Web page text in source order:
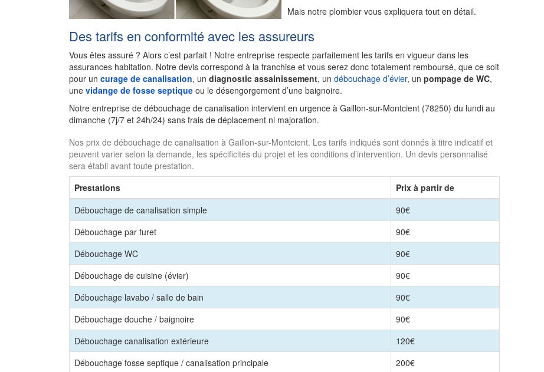
Mais notre plombier vous expliquera tout en détail.
Des tarifs en conformité avec les assureurs
Vous êtes assuré ? Alors c’est parfait ! Notre entreprise respecte parfaitement les tarifs en vigueur dans les
assurances habitation. Notre devis correspond à la franchise et vous serez donc totalement remboursé, que ce soit
pour un curage de canalisation, un diagnostic assainissement, un débouchage d’évier, un pompage de WC,
une vidange de fosse septique ou le désengorgement d’une baignoire.
Notre entreprise de débouchage de canalisation intervient en urgence à Gaillon-sur-Montcient (78250) du lundi au
dimanche (7j/7 et 24h/24) sans frais de déplacement ni majoration.
Nos prix de débouchage de canalisation à Gaillon-sur-Montcient. Les tarifs indiqués sont donnés à titre indicatif et
peuvent varier selon la demande, les spécificités du projet et les conditions d’intervention. Un devis personnalisé
sera établi avant toute prestation.
Prestations
Prix à partir de
Débouchage de canalisation simple
90€
Débouchage par furet
90€
Débouchage WC
90€
Débouchage de cuisine (évier)
90€
Débouchage lavabo / salle de bain
90€
Débouchage douche / baignoire
90€
Débouchage canalisation extérieure
120€
Débouchage fosse septique / canalisation principale
200€